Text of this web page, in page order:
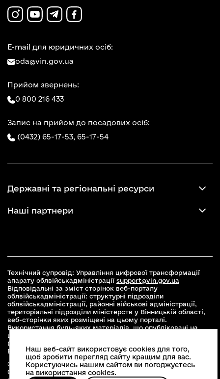
E-mail для юридичних осіб:
oda@vin.gov.ua
Прийом звернень:
0 800 216 433
Запис на прийом до посадових осіб:
(0432) 65-17-53, 65-17-54
Державні та регіональні ресурси
Наші партнери
Технічний супровід: Управління цифрової трансформації
апарату облвійськадміністрації support@vin.gov.ua
Відповідальні за зміст сторінок веб-порталу
облвійськадміністрації: структурні підрозділи
облвійськадміністрації, районні військові адміністрації,
територіальні підрозділи міністерств у Вінницькій області,
веб-сторінки яких розміщені на цьому порталі.
Використання будь-яких матеріалів, що опубліковані на
цьому сайті, дозволяється при умові зазначення посилання
(для інтернет-видань - гіперпосилання) на офіційний сайт
Вінницької облвійськадміністраціїwww.vin.gov.ua .
© 2026 Весь контент доступний за ліцензією Creative
Commons Attribution 4.0 International license, якщо не
Наш веб-сайт використовує cookies для того,
щоб зробити перегляд сайту кращим для вас.
Користуючись нашим сайтом ви погоджуєтесь
на використання cookies.